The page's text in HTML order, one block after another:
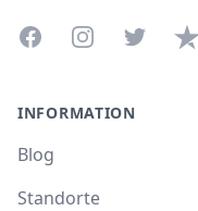
FacebookInstagramTwitter
INFORMATION
Blog
Standorte